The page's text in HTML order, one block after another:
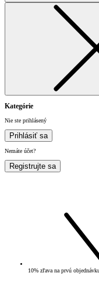
Kategórie
Nie ste prihlásený
Prihlásiť sa
Nemáte účet?
Registrujte sa
10% zľava na prvú